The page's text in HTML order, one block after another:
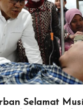
Selamat